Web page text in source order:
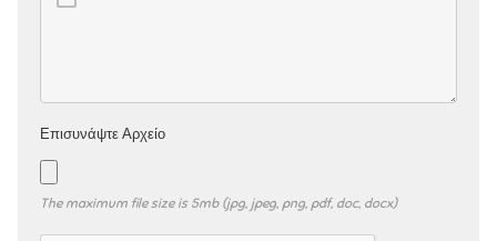
Επισυνάψτε Αρχείο
The maximum file size is 5mb (jpg, jpeg, png, pdf, doc, docx)